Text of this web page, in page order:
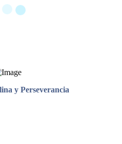
y Perseverancia